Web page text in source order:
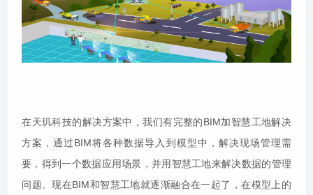
在天玑科技的解决方案中，我们有完整的BIM加智慧工地解决
方案，通过BIM将各种数据导入到模型中，解决现场管理需
要，得到一个数据应用场景，并用智慧工地来解决数据的管理
问题。现在BIM和智慧工地就逐渐融合在一起了，在模型上的